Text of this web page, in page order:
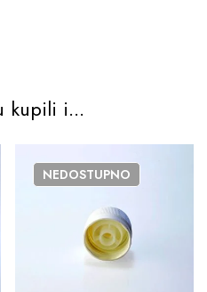
kupili i...
NEDOSTUPNO